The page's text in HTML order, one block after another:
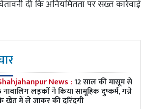
दी कि अनियमितता पर सख्त कार्रवाई
News :12 साल की मासूम से
नाबालिग लड़कों ने किया सामूहिक दुष्कर्म, गन्ने
खेत में ले जाकर की दरिंदगी